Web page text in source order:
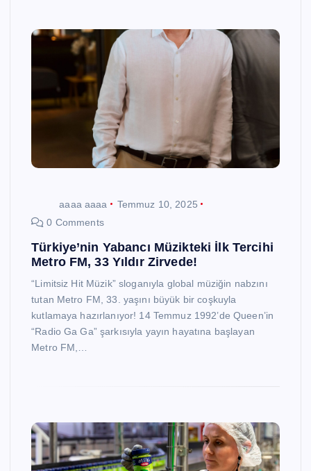
aaaa aaaa
Temmuz 10, 2025
0 Comments
Türkiye’nin Yabancı Müzikteki İlk Tercihi
Metro FM, 33 Yıldır Zirvede!
“Limitsiz Hit Müzik” sloganıyla global müziğin nabzını
tutan Metro FM, 33. yaşını büyük bir coşkuyla
kutlamaya hazırlanıyor! 14 Temmuz 1992’de Queen’in
“Radio Ga Ga” şarkısıyla yayın hayatına başlayan
Metro FM,…